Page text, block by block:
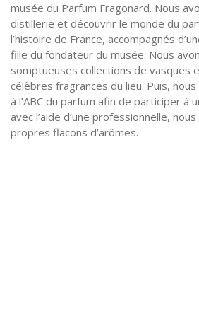
musée du Parfum Fragonard. Nous
distillerie et découvrir le monde du
l’histoire de France, accompagnés
fille du fondateur du musée. Nous
somptueuses collections de vasques
célèbres fragrances du lieu. Puis,
à l’ABC du parfum afin de participer à
avec l’aide d’une professionnelle,
propres flacons d’arômes.